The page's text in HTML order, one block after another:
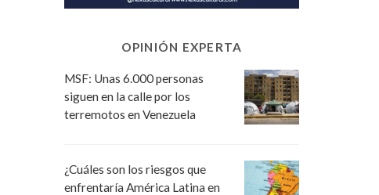
OPINIÓN EXPERTA
MSF: Unas 6.000 personas
siguen en la calle por los
terremotos en Venezuela
¿Cuáles son los riesgos que
enfrentaría América Latina en